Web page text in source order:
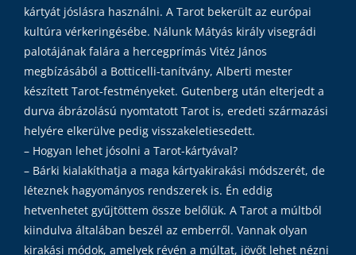
kártyát jóslásra használni. A Tarot bekerült az európai
kultúra vérkeringésébe. Nálunk Mátyás király visegrádi
palotájának falára a hercegprímás Vitéz János
megbízásából a Botticelli-tanítvány, Alberti mester
készített Tarot-festményeket. Gutenberg után elterjedt a
durva ábrázolású nyomtatott Tarot is, eredeti származási
helyére elkerülve pedig visszakeletiesedett.
– Hogyan lehet jósolni a Tarot-kártyával?
– Bárki kialakíthatja a maga kártyakirakási módszerét, de
léteznek hagyományos rendszerek is. Én eddig
hetvenhetet gyűjtöttem össze belőlük. A Tarot a múltból
kiindulva általában beszél az emberről. Vannak olyan
kirakási módok, amelyek révén a múltat, jövőt lehet nézni